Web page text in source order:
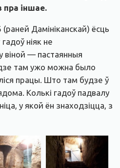
пра іншае.
Дамініканскай) ёсць
ніяк не
віной — пастаянныя
там ужо можна было
працы. Што там будзе ў
Колькі гадоў падвалу
у якой ён знаходзіцца, з